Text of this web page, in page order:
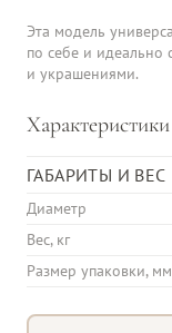
Эта модель
по себе и идеально
и украшениями.
Характеристики
ГАБАРИТЫ И ВЕС
Диаметр
Вес, кг
Размер упаковки, мм